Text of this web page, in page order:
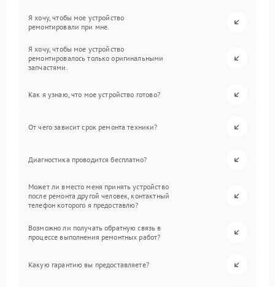
Я хочу, чтобы мое устройство
ремонтировали при мне.
Я хочу, чтобы мое устройство
ремонтировалось только оригинальными
запчастями.
Как я узнаю, что мое устройство готово?
От чего зависит срок ремонта техники?
Диагностика проводится бесплатно?
Может ли вместо меня принять устройство
после ремонта другой человек, контактный
телефон которого я предоставлю?
Возможно ли получать обратную связь в
процессе выполнения ремонтных работ?
Какую гарантию вы предоставляете?